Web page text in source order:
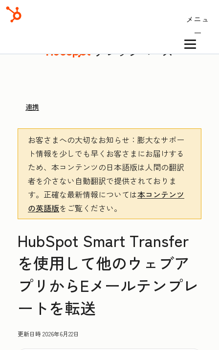
メニュ
ー
ナレッジベース
連携
お客さまへの大切なお知らせ ：膨大なサポー
ト情報を少しでも早くお客さまにお届けする
ため、本コンテンツの日本語版は人間の翻訳
者を介さない自動翻訳で提供されておりま
す。 正確な最新情報については本コンテンツ
の英語版をご覧ください。
HubSpot Smart Transfer
を使用して他のウェブア
プリからEメールテンプレ
ートを転送
更新日時2026年6月22日